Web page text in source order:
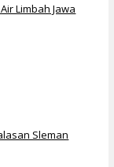
Limbah Jawa
Sleman